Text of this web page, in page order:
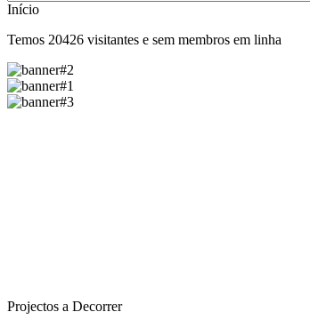
Início
Temos 20426 visitantes e sem membros em linha
Projectos a Decorrer